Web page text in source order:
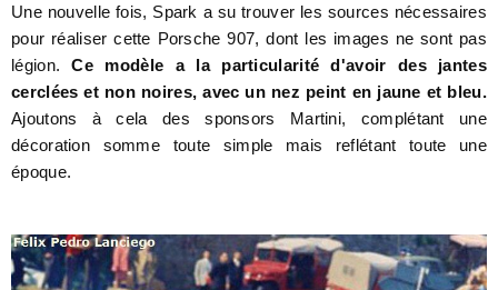
Une nouvelle fois, Spark a su trouver les sources nécessaires
pour réaliser cette Porsche 907, dont les images ne sont pas
légion.Ce modèle a la particularité d'avoir des jantes
cerclées et non noires, avec un nez peint en jaune et bleu.
Ajoutons à cela des sponsors Martini, complétant une
décoration somme toute simple mais reflétant toute une
époque.